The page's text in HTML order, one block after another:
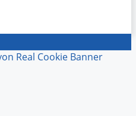
Real Cookie Banner